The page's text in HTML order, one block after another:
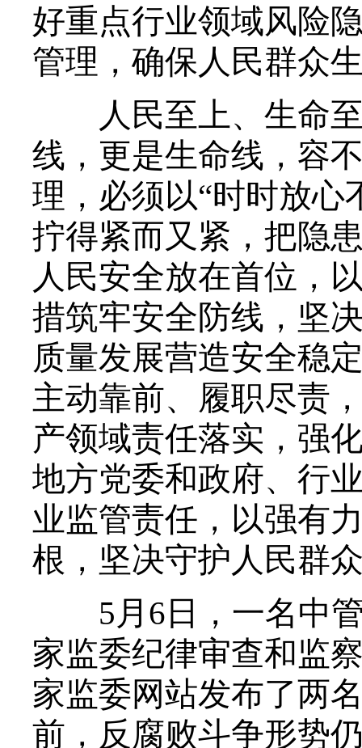
好重点行业领域风险
管理，确保人民群众
人民至上、生命至
线，更是生命线，容
理，必须以“时时放心
拧得紧而又紧，把隐
人民安全放在首位，
措筑牢安全防线，坚
质量发展营造安全稳
主动靠前、履职尽责
产领域责任落实，强
地方党委和政府、行
业监管责任，以强有
根，坚决守护人民群
5月6日，一名中管
家监委纪律审查和监
家监委网站发布了两
前，反腐败斗争形势